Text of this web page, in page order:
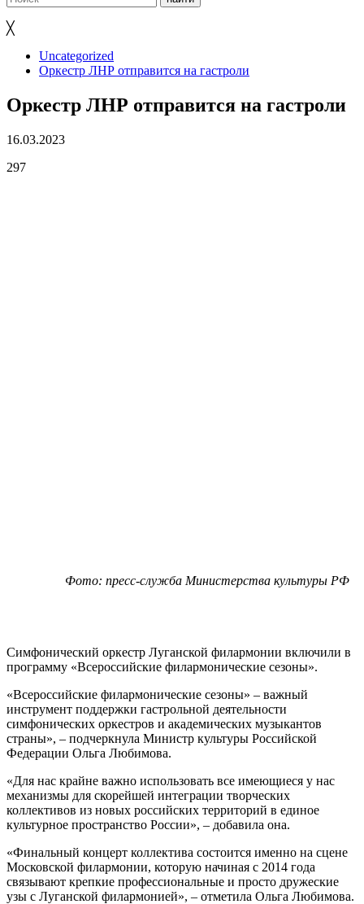
╳
Uncategorized
Оркестр ЛНР отправится на гастроли
Оркестр ЛНР отправится на гастроли
16.03.2023
297
Фото: пресс-служба Министерства культуры РФ
Симфонический оркестр Луганской филармонии включили в
программу «Всероссийские филармонические сезоны».
«Всероссийские филармонические сезоны» – важный
инструмент поддержки гастрольной деятельности
симфонических оркестров и академических музыкантов
страны», – подчеркнула Министр культуры Российской
Федерации Ольга Любимова.
«Для нас крайне важно использовать все имеющиеся у нас
механизмы для скорейшей интеграции творческих
коллективов из новых российских территорий в единое
культурное пространство России», – добавила она.
«Финальный концерт коллектива состоится именно на сцене
Московской филармонии, которую начиная с 2014 года
связывают крепкие профессиональные и просто дружеские
узы с Луганской филармонией», – отметила Ольга Любимова.